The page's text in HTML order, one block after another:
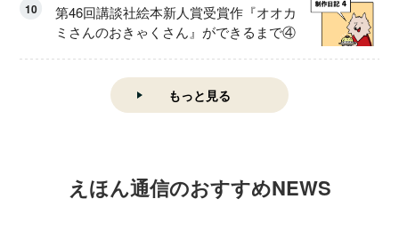
10
第46回講談社絵本新人賞受賞作『オオカ
ミさんのおきゃくさん』ができるまで④
もっと見る
えほん通信のおすすめNEWS